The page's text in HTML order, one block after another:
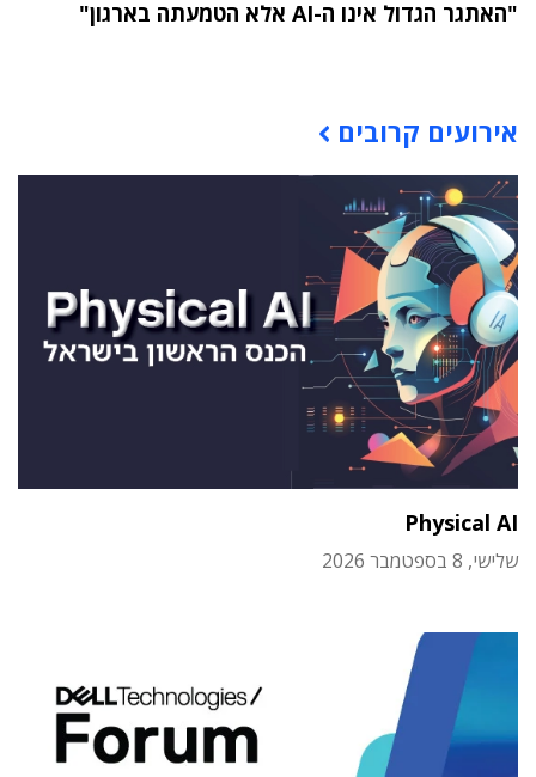
"האתגר הגדול אינו ה-AI אלא הטמעתה בארגון"
אירועים קרובים
Physical AI
שלישי, 8 בספטמבר 2026